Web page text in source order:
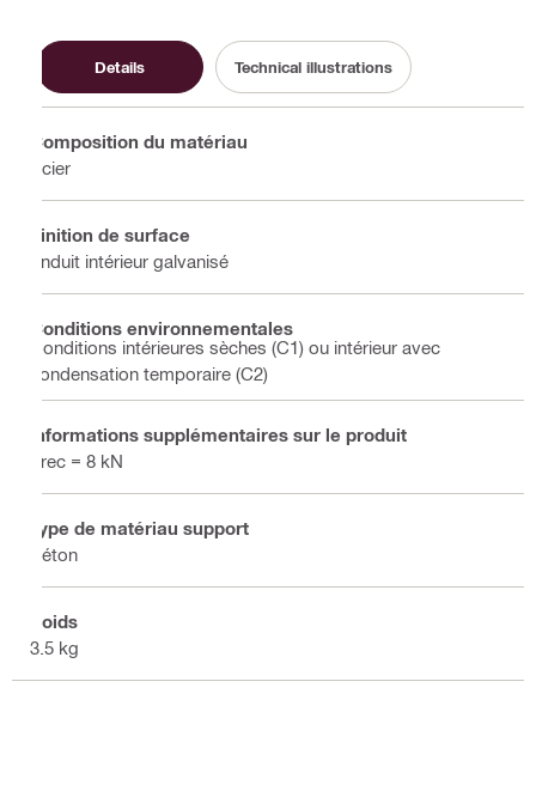
Details Technical illustrations
Composition du matériau
Acier
Finition de surface
Enduit intérieur galvanisé
Conditions environnementales
Conditions intérieures sèches (C1) ou intérieur avec
condensation temporaire (C2)
Informations supplémentaires sur le produit
Frec = 8 kN
Type de matériau support
Béton
Poids
3.5 kg